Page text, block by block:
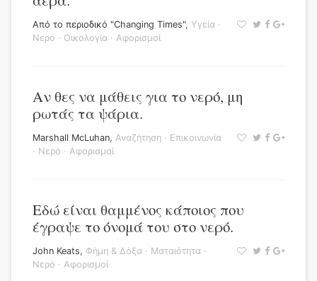
Από το περιοδικό "Changing Times", Υγεία ·
Νερό · Οικολογία · Αφορισμοί
Αν θες να μάθεις για το νερό, μη
ρωτάς τα ψάρια.
Marshall McLuhan, Αναζήτηση · Επικοινωνία
· Νερό · Αφορισμοί
Εδώ είναι θαμμένος κάποιος που
έγραψε το όνομά του στο νερό.
John Keats, Φήμη & Δόξα · Ματαιότητα ·
Νερό · Αφορισμοί